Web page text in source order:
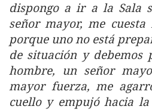
dispongo a ir a la Sala
señor mayor, me
porque uno no está
de situación y
hombre, un señor
mayor fuerza, me
cuello y empujó hacia